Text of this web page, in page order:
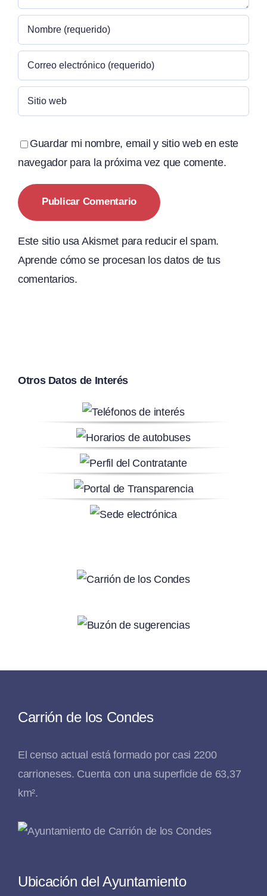
Guardar mi nombre, email y sitio web en este
navegador para la próxima vez que comente.
Este sitio usa Akismet para reducir el spam.
Aprende cómo se procesan los datos de tus
comentarios.
Otros Datos de Interés
Carrión de los Condes
El censo actual está formado por casi 2200
carrioneses. Cuenta con una superficie de 63,37
km².
Ubicación del Ayuntamiento